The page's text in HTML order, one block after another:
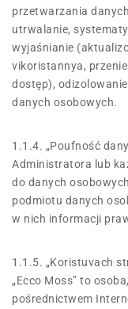
przetwarzania
utrwalanie,
wyjaśnianie
vikoristannya,
dostęp),
danych osobowych.
1.1.4. „Poufność
Administratora lub
do danych
podmiotu danych
w nich informacji
1.1.5. „Koristuvach
„Ecco Moss” to
pośrednictwem